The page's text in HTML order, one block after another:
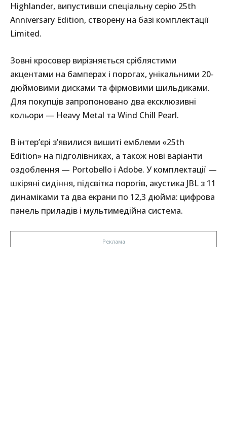
Highlander, випустивши спеціальну серію 25th
Anniversary Edition, створену на базі комплектації
Limited.
Зовні кросовер вирізняється сріблястими
акцентами на бамперах і порогах, унікальними 20-
дюймовими дисками та фірмовими шильдиками.
Для покупців запропоновано два ексклюзивні
кольори — Heavy Metal та Wind Chill Pearl.
В інтер’єрі з’явилися вишиті емблеми «25th
Edition» на підголівниках, а також нові варіанти
оздоблення — Portobello і Adobe. У комплектації —
шкіряні сидіння, підсвітка порогів, акустика JBL з 11
динаміками та два екрани по 12,3 дюйма: цифрова
панель приладів і мультимедійна система.